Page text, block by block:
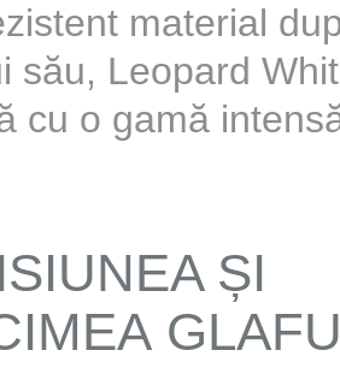
material
său, Leopard
cu o gamă
ȘI